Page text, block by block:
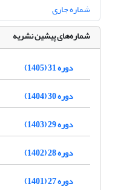
شماره جاری
شماره‌های پیشین نشریه
دوره 31 (1405)
دوره 30 (1404)
دوره 29 (1403)
دوره 28 (1402)
دوره 27 (1401)